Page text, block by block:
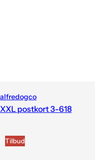
alfredogco
XXL postkort 3-618
Tilbud